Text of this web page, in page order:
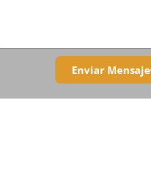
Enviar Mensaje